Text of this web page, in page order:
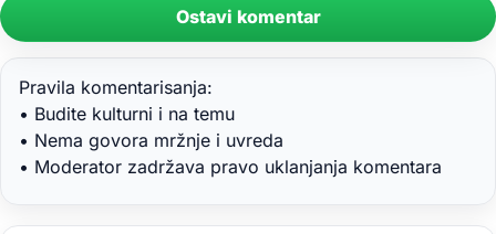
Ostavi komentar
Pravila komentarisanja:
• Budite kulturni i na temu
• Nema govora mržnje i uvreda
• Moderator zadržava pravo uklanjanja komentara